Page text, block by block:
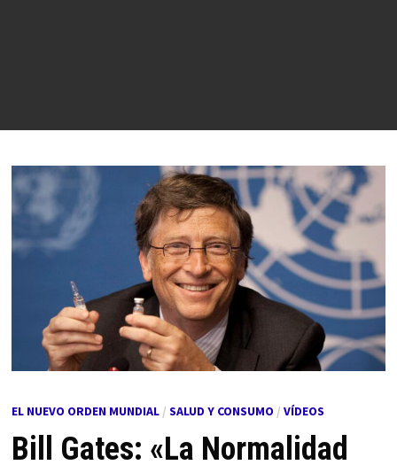
EL NUEVO ORDEN MUNDIAL/ SALUD Y CONSUMO / VÍDEOS
Bill Gates: «La Normalidad